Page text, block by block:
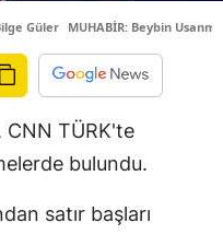
Güler MUHABİR: Beybin
CNN TÜRK'te
bulundu.
satır başları